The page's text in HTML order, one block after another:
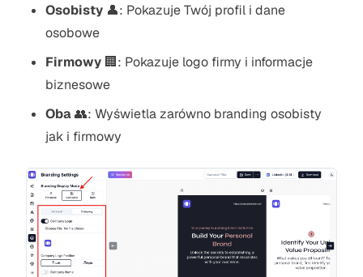
Osobisty 👤: Pokazuje Twój profil i dane
osobowe
Firmowy 🏢: Pokazuje logo firmy i informacje
biznesowe
Oba👥: Wyświetla zarówno branding osobisty
jak i firmowy